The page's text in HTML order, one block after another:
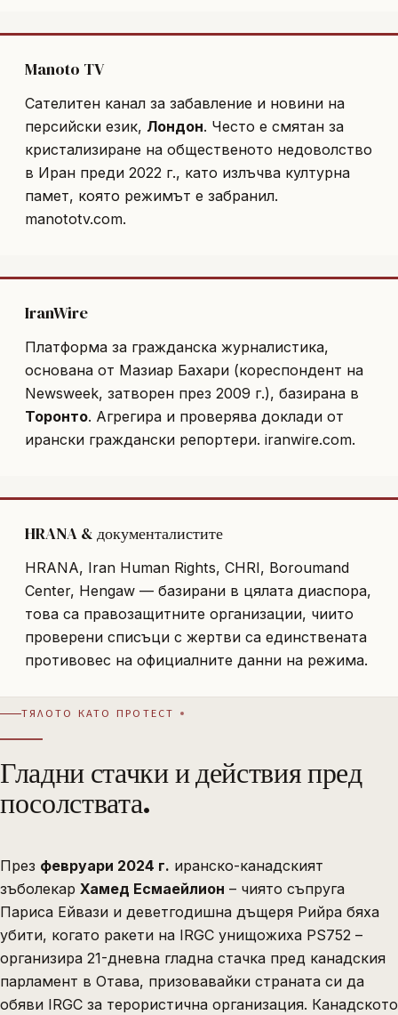
Manoto TV
Сателитен канал за забавление и новини на
персийски език, Лондон. Често е смятан за
кристализиране на общественото недоволство
в Иран преди 2022 г., като излъчва културна
памет, която режимът е забранил.
manototv.com.
IranWire
Платформа за гражданска журналистика,
основана от Мазиар Бахари (кореспондент на
Newsweek, затворен през 2009 г.), базирана в
Торонто. Агрегира и проверява доклади от
ирански граждански репортери. iranwire.com.
HRANA & документалистите
HRANA, Iran Human Rights, CHRI, Boroumand
Center, Hengaw — базирани в цялата диаспора,
това са правозащитните организации, чиито
проверени списъци с жертви са единствената
противовес на официалните данни на режима.
ТЯЛОТО КАТО ПРОТЕСТ
Гладни стачки и действия пред
посолствата.
През февруари 2024 г. иранско-канадският
зъболекар Хамед Есмаейлион – чиято съпруга
Париса Ейвази и деветгодишна дъщеря Рийра бяха
убити, когато ракети на IRGC унищожиха PS752 –
организира 21-дневна гладна стачка пред канадския
парламент в Отава, призовавайки страната си да
обяви IRGC за терористична организация. Канадското